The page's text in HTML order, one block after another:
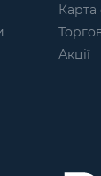
Карта
Акції